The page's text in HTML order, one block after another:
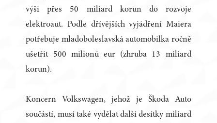
výši přes 50 miliard korun do rozvoje
elektroaut. Podle dřívějších vyjádření Maiera
potřebuje mladoboleslavská automobilka ročně
ušetřit 500 milionů eur (zhruba 13 miliard
korun).
Koncern Volkswagen, jehož je Škoda Auto
součástí, musí také vydělat další desítky miliard